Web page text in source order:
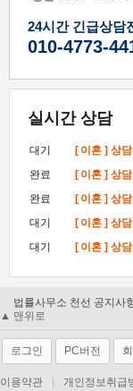
24시간 긴급상담
010-4773-
실시간 상담
대기 [ 이혼 ] 상담
대기
[ 이혼 ] 상담
대기 [ 이혼 ] 상담
완료
[ 이혼 ] 상담
완료
[ 이혼 ] 상담
법률사무소 천선 공지사
법률사무소 천선 공지사
법률사무소 천선 공지사
법률사무소 천선 공지사
▲ 맨위로
로그인 PC버전
이용약관 개인정보취급